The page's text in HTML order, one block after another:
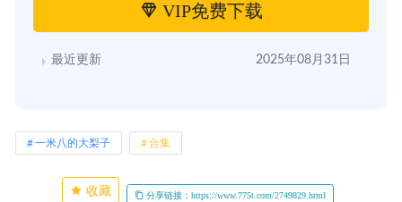
VIP免费下载
最近更新 2025年08月31日
一米八的大梨子 合集
收藏 分享链接：https://www.775t.com/2749829.html